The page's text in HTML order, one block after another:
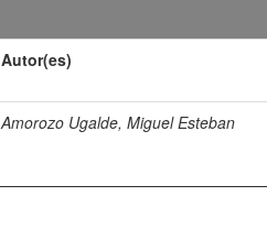
Autor(es)
Amorozo Ugalde, Miguel Esteban